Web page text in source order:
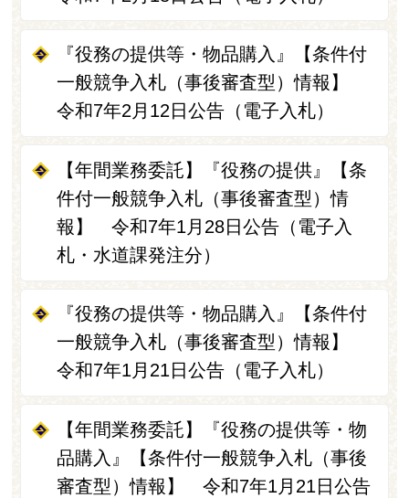
『役務の提供等・物品購入』【条件付
一般競争入札（事後審査型）情報】
令和7年2月12日公告（電子入札）
【年間業務委託】『役務の提供』【条
件付一般競争入札（事後審査型）情
報】 令和7年1月28日公告（電子入
札・水道課発注分）
『役務の提供等・物品購入』【条件付
一般競争入札（事後審査型）情報】
令和7年1月21日公告（電子入札）
【年間業務委託】『役務の提供等・物
品購入』【条件付一般競争入札（事後
審査型）情報】 令和7年1月21日公告